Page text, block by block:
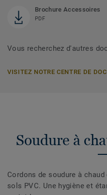
Brochure Accessoires
PDF
Vous recherchez d'autres
VISITEZ NOTRE CENTRE DE
Soudure à
Cordons de soudure à
sols PVC. Une hygiène et